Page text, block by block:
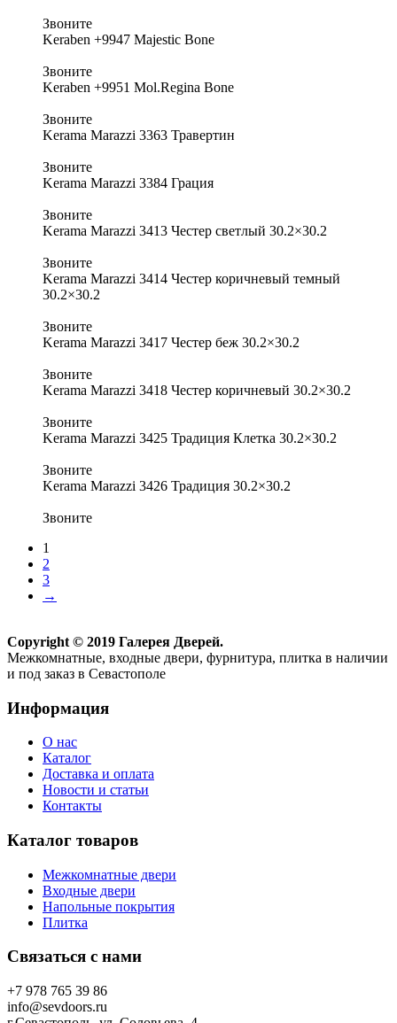
Звоните
Keraben +9947 Majestic Bone
Звоните
Keraben +9951 Mol.Regina Bone
Звоните
Kerama Marazzi 3363 Травертин
Звоните
Kerama Marazzi 3384 Грация
Звоните
Kerama Marazzi 3413 Честер светлый 30.2×30.2
Звоните
Kerama Marazzi 3414 Честер коричневый темный
30.2×30.2
Звоните
Kerama Marazzi 3417 Честер беж 30.2×30.2
Звоните
Kerama Marazzi 3418 Честер коричневый 30.2×30.2
Звоните
Kerama Marazzi 3425 Традиция Клетка 30.2×30.2
Звоните
Kerama Marazzi 3426 Традиция 30.2×30.2
Звоните
1
2
3
→
Copyright © 2019 Галерея Дверей.
Межкомнатные, входные двери, фурнитура, плитка в наличии
и под заказ в Севастополе
Информация
О нас
Каталог
Доставка и оплата
Новости и статьи
Контакты
Каталог товаров
Межкомнатные двери
Входные двери
Напольные покрытия
Плитка
Связаться с нами
+7 978 765 39 86
info@sevdoors.ru